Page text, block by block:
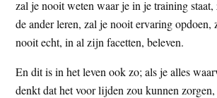
zal je nooit weten waar je in je training
de ander leren, zal je nooit ervaring opdoen,
nooit echt, in al zijn facetten, beleven.
En dit is in het leven ook zo; als je alles
denkt dat het voor lijden zou kunnen